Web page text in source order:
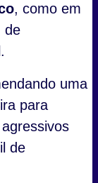
, como em
de
uma
para
de